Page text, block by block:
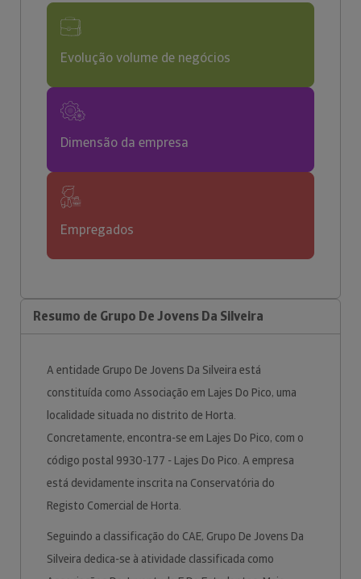
Evolução volume de negócios
Dimensão da empresa
Empregados
Resumo de Grupo De Jovens Da Silveira
A entidade Grupo De Jovens Da Silveira está
constituída como Associação em Lajes Do Pico, uma
localidade situada no distrito de Horta.
Concretamente, encontra-se em Lajes Do Pico, com o
código postal 9930-177 - Lajes Do Pico. A empresa
está devidamente inscrita na Conservatória do
Registo Comercial de Horta.
Seguindo a classificação do CAE, Grupo De Jovens Da
Silveira dedica-se à atividade classificada como